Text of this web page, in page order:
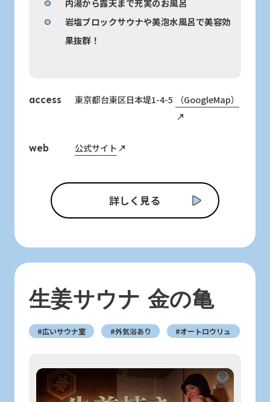
内湯から露天まで充実のお風呂
岩塩ブロックサウナや美泡水風呂で美容効
果抜群！
access 東京都台東区日本堤1-4-5 （GoogleMap）
web 公式サイト
詳しく見る
生姜サウナ 金の亀
#広いサウナ室 #外気浴あり #オートロウリュ